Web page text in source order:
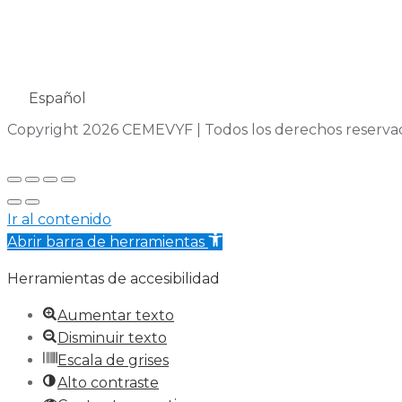
Español
Copyright 2026 CEMEVYF | Todos los derechos
Ir al contenido
Abrir barra de herramientas
Herramientas de accesibilidad
Aumentar texto
Disminuir texto
Escala de grises
Alto contraste